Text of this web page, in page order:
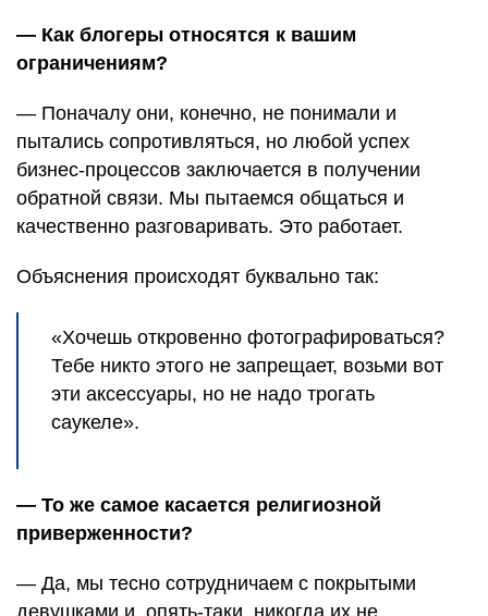
— Как блогеры относятся к вашим
ограничениям?
— Поначалу они, конечно, не понимали и
пытались сопротивляться, но любой успех
бизнес-процессов заключается в получении
обратной связи. Мы пытаемся общаться и
качественно разговаривать. Это работает.
Объяснения происходят буквально так:
«Хочешь откровенно фотографироваться?
Тебе никто этого не запрещает, возьми вот
эти аксессуары, но не надо трогать
саукеле».
— То же самое касается религиозной
приверженности?
— Да, мы тесно сотрудничаем с покрытыми
девушками и, опять-таки, никогда их не